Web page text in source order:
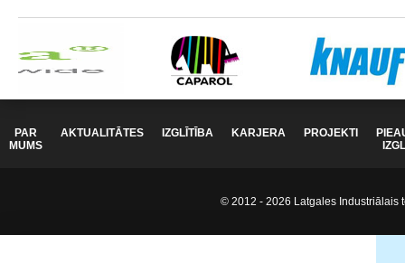
PAR
MUMS
AKTUALITĀTES IZGLĪTĪBA KARJERA PROJEKTI
© 2012 - 2026 Latgales Industriālais